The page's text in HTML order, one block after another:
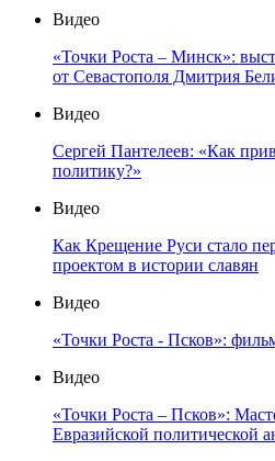
Видео
«Точки Роста – Минск»:
от Севастополя Дмитрия
Видео
Сергей Пантелеев: «Как
политику?»
Видео
Как Крещение Руси стало
проектом в истории славян
Видео
«Точки Роста - Псков»:
Видео
«Точки Роста – Псков»:
Евразийской политической